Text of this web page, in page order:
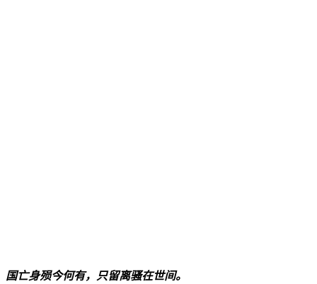
国亡身殒今何有，只留离骚在世间。